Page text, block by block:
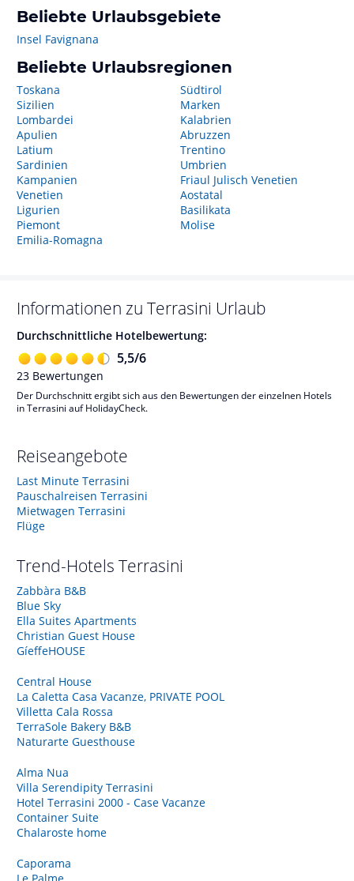
Beliebte Urlaubsgebiete
Insel Favignana
Beliebte Urlaubsregionen
Toskana
Sizilien
Lombardei
Apulien
Latium
Sardinien
Kampanien
Venetien
Ligurien
Piemont
Emilia-Romagna
Südtirol
Marken
Kalabrien
Abruzzen
Trentino
Umbrien
Friaul Julisch Venetien
Aostatal
Basilikata
Molise
Informationen zu Terrasini Urlaub
Durchschnittliche Hotelbewertung:
5,5/6
23 Bewertungen
Der Durchschnitt ergibt sich aus den Bewertungen der einzelnen Hotels
in Terrasini auf HolidayCheck.
Reiseangebote
Last Minute Terrasini
Pauschalreisen Terrasini
Mietwagen Terrasini
Flüge
Trend-Hotels Terrasini
Zabbàra B&B
Blue Sky
Ella Suites Apartments
Christian Guest House
GíeffeHOUSE
Central House
La Caletta Casa Vacanze, PRIVATE POOL
Villetta Cala Rossa
TerraSole Bakery B&B
Naturarte Guesthouse
Alma Nua
Villa Serendipity Terrasini
Hotel Terrasini 2000 - Case Vacanze
Container Suite
Chalaroste home
Caporama